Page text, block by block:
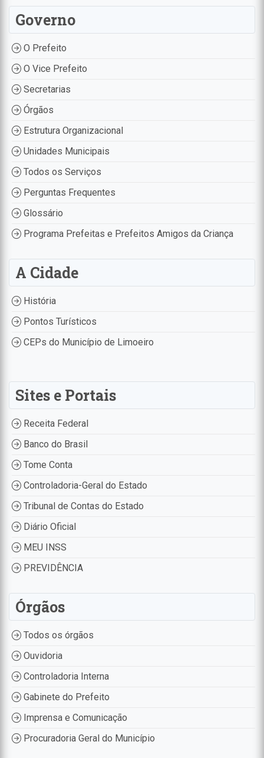
Governo
O Prefeito
O Vice Prefeito
Secretarias
Órgãos
Estrutura Organizacional
Unidades Municipais
Todos os Serviços
Perguntas Frequentes
Glossário
Programa Prefeitas e Prefeitos Amigos da Criança
A Cidade
História
Pontos Turísticos
CEPs do Município de Limoeiro
Sites e Portais
Receita Federal
Banco do Brasil
Tome Conta
Controladoria-Geral do Estado
Tribunal de Contas do Estado
Diário Oficial
MEU INSS
PREVIDÊNCIA
Órgãos
Todos os órgãos
Ouvidoria
Controladoria Interna
Gabinete do Prefeito
Imprensa e Comunicação
Procuradoria Geral do Município